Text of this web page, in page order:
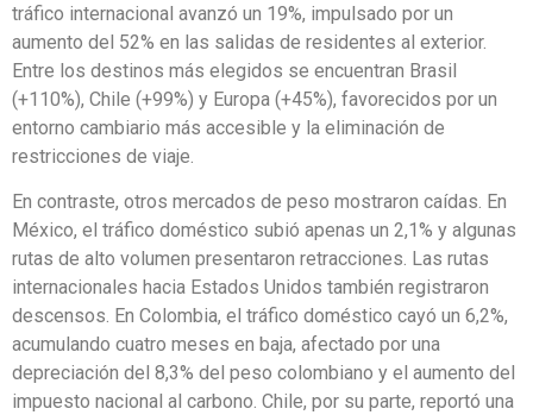
tráfico internacional avanzó un 19%, impulsado por un
aumento del 52% en las salidas de residentes al exterior.
Entre los destinos más elegidos se encuentran Brasil
(+110%), Chile (+99%) y Europa (+45%), favorecidos por un
entorno cambiario más accesible y la eliminación de
restricciones de viaje.
En contraste, otros mercados de peso mostraron caídas. En
México, el tráfico doméstico subió apenas un 2,1% y algunas
rutas de alto volumen presentaron retracciones. Las rutas
internacionales hacia Estados Unidos también registraron
descensos. En Colombia, el tráfico doméstico cayó un 6,2%,
acumulando cuatro meses en baja, afectado por una
depreciación del 8,3% del peso colombiano y el aumento del
impuesto nacional al carbono. Chile, por su parte, reportó una